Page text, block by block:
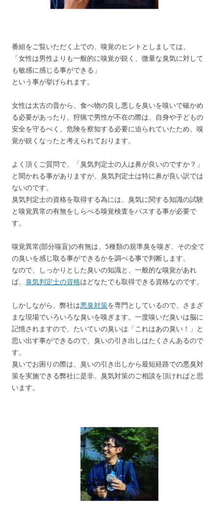
番組をご覧いただく上での、嗅覚のヒントとしましては、
「女性は男性よりも一般的に嗅覚が鋭く、微量な臭気に対して
も敏感に感じる事ができる」
という事が挙げられます。
女性は太古の昔から、食べ物の良し悪しを臭いを嗅いで確かめ
る必要があったり、狩猟で男性が不在の際は、自身や子どもの
安全を守るべく、危険を察知する必要に迫られていたため、嗅
覚が鋭くなったと考えられております。
よく頂くご質問で、「臭気判定士の人は鼻が良いのですか？」
と聞かれる事がありますが、臭気判定士は特に鼻が良い訳では
ないのです。
臭気判定士の資格を取得する為には、臭気に関する知識の試験
と嗅覚異常の有無をしらべる嗅覚検査をパスする事が必要で
す。
嗅覚異常(部分嗅盲)の有無は、5種類の規準臭を嗅ぎ、その全て
の臭いを感じ取る事ができるかを調べる事で判断します。
なので、しっかりとした臭いの知識と、一般的な嗅覚があれ
ば、 臭気判定士の資格はどなたでも取得できる資格なのです。
しかしながら、弊社は悪臭対策を専門としているので、さまざ
まな現場でいろいろな臭いを嗅ぎます。一度嗅いだ臭いは脳に
記憶されますので、たいていの臭いは「これはあの臭い！」と
思い出す事ができるので、臭いの引き出しはたくさんあるので
す。
臭いでお困りの際は、臭いの引き出しから最短経路での悪臭対
策を実施できる弊社に是非、臭気対策のご相談を頂ければと思
います。